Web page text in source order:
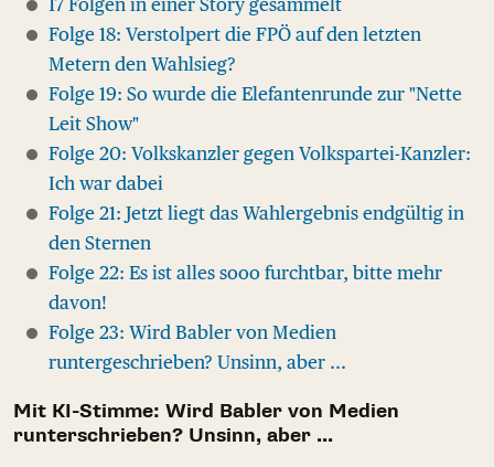
Folge 18: Verstolpert die FPÖ auf den letzten
Metern den Wahlsieg?
Folge 19: So wurde die Elefantenrunde zur "Nette
Leit Show"
Folge 20: Volkskanzler gegen Volkspartei-Kanzler:
Ich war dabei
Folge 21: Jetzt liegt das Wahlergebnis endgültig in
den Sternen
Folge 22: Es ist alles sooo furchtbar, bitte mehr
davon!
Folge 23: Wird Babler von Medien
runtergeschrieben? Unsinn, aber ...
Mit KI-Stimme: Wird Babler von Medien
runterschrieben? Unsinn, aber ...